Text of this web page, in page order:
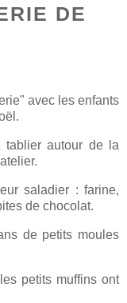
DE
avec les enfants
autour de la
saladier : farine,
de chocolat.
de petits moules
petits muffins ont